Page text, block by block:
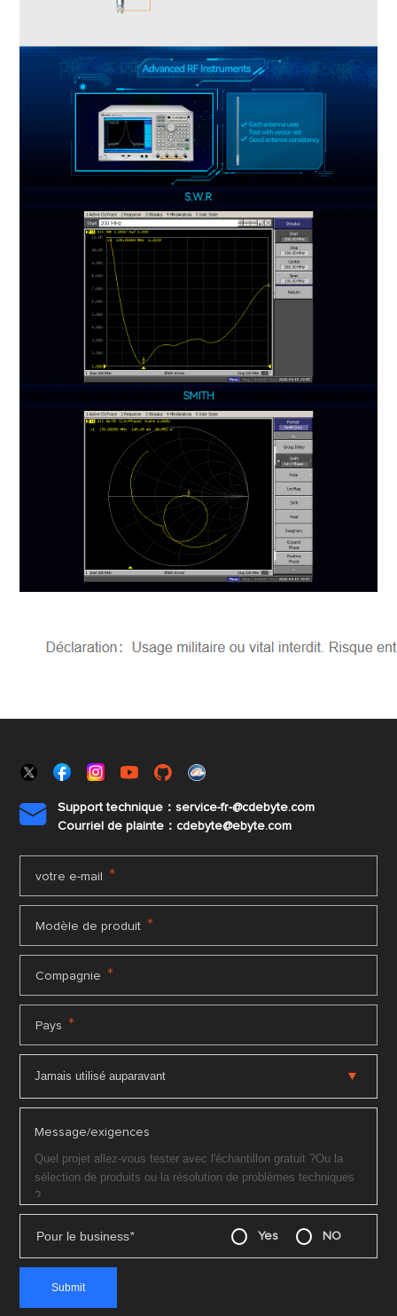

Support technique：service-fr-@cdebyte.com
Courriel de plainte：cdebyte@ebyte.com
votre e-mail *
Modèle de produit *
Compagnie *
Pays *
Message/exigences
Pour le business* Yes NO